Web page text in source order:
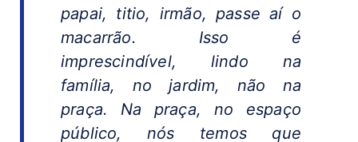
papai, titio, irmão, passe aí o
macarrão. Isso é
imprescindível, lindo na
família, no jardim, não na
praça. Na praça, no espaço
público, nós temos que